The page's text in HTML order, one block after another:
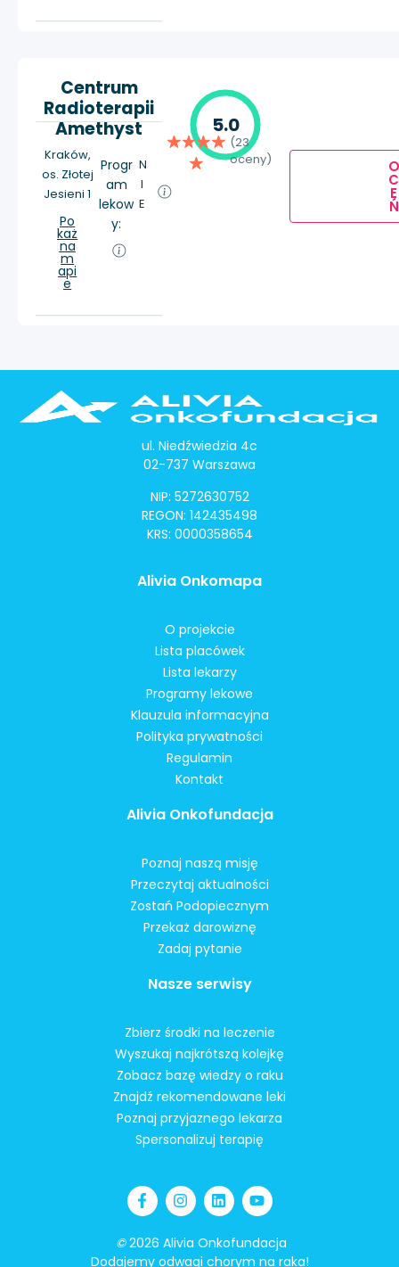
Centrum
Radioterapii
Amethyst
Kraków,
os. Złotej
Jesieni 1
Po
każ
na
m
api
e
Progr
am
lekow
y:
N
I
E
5.0
(23
oceny)
O
C
E
Ń
ul. Niedźwiedzia 4c
02-737 Warszawa
NIP: 5272630752
REGON: 142435498
KRS: 0000358654
Alivia Onkomapa
O projekcie
Lista placówek
Lista lekarzy
Programy lekowe
Klauzula informacyjna
Polityka prywatności
Regulamin
Kontakt
Alivia Onkofundacja
Poznaj naszą misję
Przeczytaj aktualności
Zostań Podopiecznym
Przekaż darowiznę
Zadaj pytanie
Nasze serwisy
Zbierz środki na leczenie
Wyszukaj najkrótszą kolejkę
Zobacz bazę wiedzy o raku
Znajdź rekomendowane leki
Poznaj przyjaznego lekarza
Spersonalizuj terapię
©2026 Alivia Onkofundacja
Dodajemy odwagi chorym na raka!